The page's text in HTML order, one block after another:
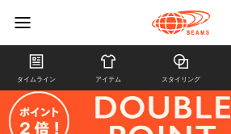
タイムライン アイテム スタイリング